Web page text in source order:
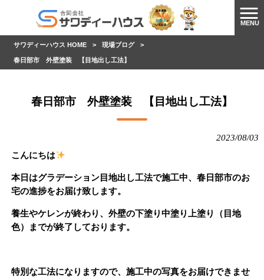
MENU
サワディーハウス HOME > 現場ブログ >
春日部市 外壁塗装 【目地出し工法】
春日部市 外壁塗装 【目地出し工法】
2023/08/03
こんにちは
本日はグラデーション目地出し工法で施工中、春日部市のお
宅の進捗をお届け致します。
養生やケレンが終わり、外壁の下塗り中塗り上塗り（目地
色）までが終了しております。
特別な工法になりますので、施工中の写真をお届けできませ